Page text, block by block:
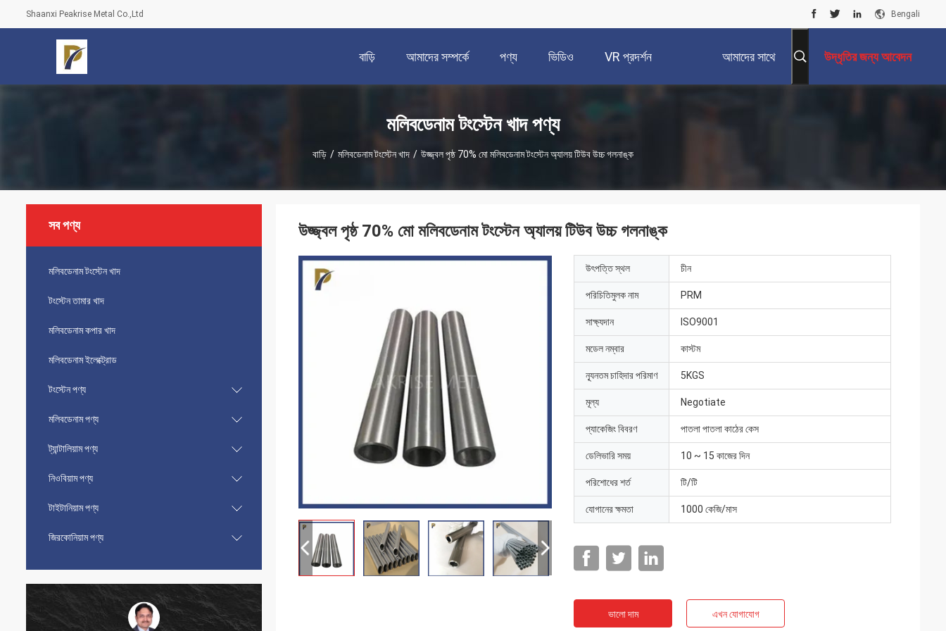
Shaanxi Peakrise Metal Co.,Ltd Bengali
বাড়ি আমাদের সম্পর্কে পণ্য ভিডিও VR প্রদর্শন আমাদের সাথে উদ্ধৃতির জন্য আবেদন
মলিবডেনাম টংস্টেন খাদ পণ্য
বাড়ি / মলিবডেনাম টংস্টেন খাদ / উজ্জ্বল পৃষ্ঠ 70% মো মলিবডেনাম টংস্টেন অ্যালয় টিউব উচ্চ গলনাঙ্ক
সব পণ্য
মলিবডেনাম টংস্টেন খাদ
টংস্টেন তামার খাদ
মলিবডেনাম কপার খাদ
মলিবডেনাম ইলেক্ট্রোড
টংস্টেন পণ্য
মলিবডেনাম পণ্য
ট্যান্টালিয়াম পণ্য
নিওবিয়াম পণ্য
টাইটানিয়াম পণ্য
জিরকোনিয়াম পণ্য
উজ্জ্বল পৃষ্ঠ 70% মো মলিবডেনাম টংস্টেন অ্যালয় টিউব উচ্চ গলনাঙ্ক
উৎপত্তি স্থল চীন
পরিচিতিমুলক নাম PRM
সাক্ষ্যদান ISO9001
মডেল নম্বার কাস্টম
ন্যূনতম চাহিদার পরিমাণ 5KGS
মূল্য Negotiate
প্যাকেজিং বিবরণ পাতলা পাতলা কাঠের কেস
ডেলিভারি সময় 10 ~ 15 কাজের দিন
পরিশোধের শর্ত টি/টি
যোগানের ক্ষমতা 1000 কেজি/মাস
ভালো দাম এখন যোগাযোগ